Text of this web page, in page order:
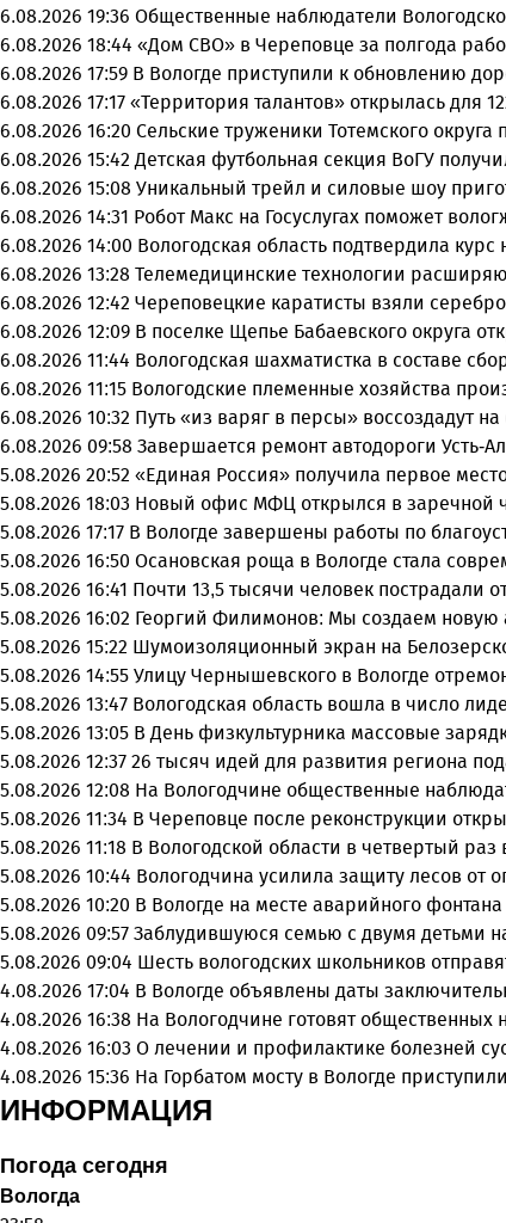
6.08.2026 19:36 Общественные наблюдатели
6.08.2026 18:44 «Дом СВО» в Череповце за полгода
6.08.2026 17:59 В Вологде приступили к обновлению
6.08.2026 17:17 «Территория талантов» открылась для
6.08.2026 16:20 Сельские труженики Тотемского
6.08.2026 15:42 Детская футбольная секция ВоГУ
6.08.2026 15:08 Уникальный трейл и силовые шоу
6.08.2026 14:31 Робот Макс на Госуслугах поможет
6.08.2026 14:00 Вологодская область подтвердила
6.08.2026 13:28 Телемедицинские технологии
6.08.2026 12:42 Череповецкие каратисты взяли
6.08.2026 12:09 В поселке Щепье Бабаевского округа
6.08.2026 11:44 Вологодская шахматистка в составе
6.08.2026 11:15 Вологодские племенные хозяйства
6.08.2026 10:32 Путь «из варяг в персы» воссоздадут
6.08.2026 09:58 Завершается ремонт автодороги Усть-
5.08.2026 20:52 «Единая Россия» получила первое
5.08.2026 18:03 Новый офис МФЦ открылся в заречной
5.08.2026 17:17 В Вологде завершены работы по
5.08.2026 16:50 Осановская роща в Вологде стала
5.08.2026 16:41 Почти 13,5 тысячи человек пострадали
5.08.2026 16:02 Георгий Филимонов: Мы создаем новую
5.08.2026 15:22 Шумоизоляционный экран на
5.08.2026 14:55 Улицу Чернышевского в Вологде
5.08.2026 13:47 Вологодская область вошла в число
5.08.2026 13:05 В День физкультурника массовые
5.08.2026 12:37 26 тысяч идей для развития региона
5.08.2026 12:08 На Вологодчине общественные
5.08.2026 11:34 В Череповце после реконструкции
5.08.2026 11:18 В Вологодской области в четвертый
5.08.2026 10:44 Вологодчина усилила защиту лесов от
5.08.2026 10:20 В Вологде на месте аварийного
5.08.2026 09:57 Заблудившуюся семью с двумя детьми
5.08.2026 09:04 Шесть вологодских школьников
4.08.2026 17:04 В Вологде объявлены даты
4.08.2026 16:38 На Вологодчине готовят
4.08.2026 16:03 О лечении и профилактике болезней
4.08.2026 15:36 На Горбатом мосту в Вологде
ИНФОРМАЦИЯ
Погода сегодня
Вологда